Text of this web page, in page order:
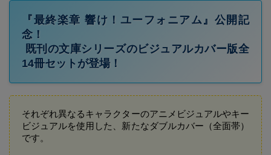
『最終楽章​ 響け！ユーフォニアム』公開記
念！
既刊の文庫シリーズのビジュアルカバー版全
14冊セットが登場！
それぞれ異なるキャラクターのアニメビジュアルやキー
ビジュアルを使用した、新たなダブルカバー（全面帯）
です。